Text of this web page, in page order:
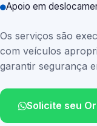
Apoio em
Os serviços são
com veículos
garantir segurança
Solicite seu